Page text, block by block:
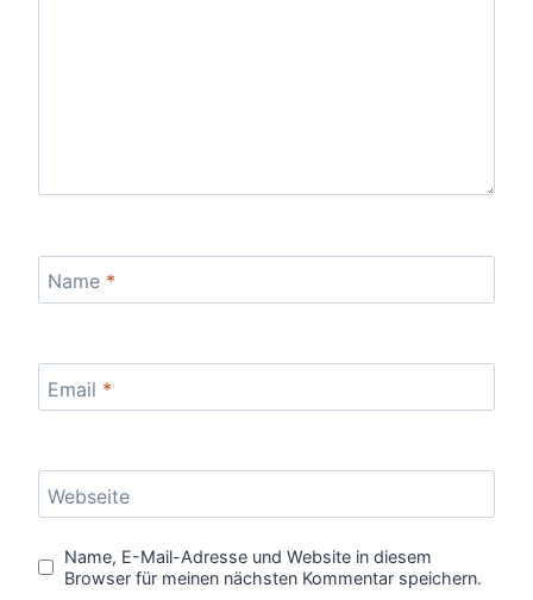
Name *
Email *
Webseite
Name, E-Mail-Adresse und Website in diesem
Browser für meinen nächsten Kommentar speichern.